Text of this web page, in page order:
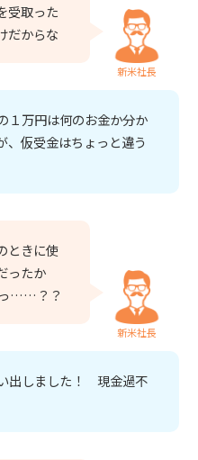
受取った
だからな
新米社長
１万円は何のお金か分か
、仮受金はちょっと違う
ときに使
ったか
……？？
新米社長
出しました！ 現金過不